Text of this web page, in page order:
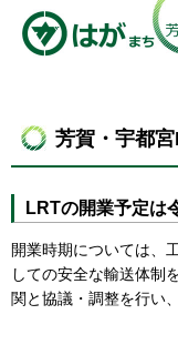
芳賀・宇都
LRTの開業予定は
開業時期については、
しての安全な輸送体制
関と協議・調整を行い